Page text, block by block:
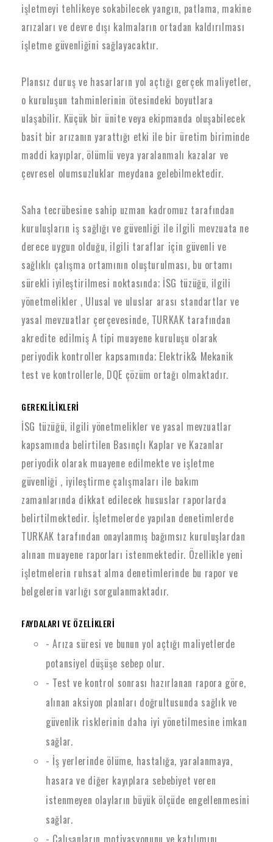
işletmeyi tehlikeye sokabilecek yangın, patlama, makine
arızaları ve devre dışı kalmaların ortadan kaldırılması
işletme güvenliğini sağlayacaktır.
Plansız duruş ve hasarların yol açtığı gerçek maliyetler,
o kuruluşun tahminlerinin ötesindeki boyutlara
ulaşabilir. Küçük bir ünite veya ekipmanda oluşabilecek
basit bir arızanın yarattığı etki ile bir üretim biriminde
maddi kayıplar, ölümlü veya yaralanmalı kazalar ve
çevresel olumsuzluklar meydana gelebilmektedir.
Saha tecrübesine sahip uzman kadromuz tarafından
kuruluşların iş sağlığı ve güvenliği ile ilgili mevzuata ne
derece uygun olduğu, ilgili taraflar için güvenli ve
sağlıklı çalışma ortamının oluşturulması, bu ortamı
sürekli iyileştirilmesi noktasında; İSG tüzüğü, ilgili
yönetmelikler , Ulusal ve uluslar arası standartlar ve
yasal mevzuatlar çerçevesinde, TURKAK tarafından
akredite edilmiş A tipi muayene kuruluşu olarak
periyodik kontroller kapsamında; Elektrik& Mekanik
test ve kontrollerle, DQE çözüm ortağı olmaktadır.
GEREKLİLİKLERİ
İSG tüzüğü, ilgili yönetmelikler ve yasal mevzuatlar
kapsamında belirtilen Basınçlı Kaplar ve Kazanlar
periyodik olarak muayene edilmekte ve işletme
güvenliği , iyileştirme çalışmaları ile bakım
zamanlarında dikkat edilecek hususlar raporlarda
belirtilmektedir. İşletmelerde yapılan denetimlerde
TURKAK tarafından onaylanmış bağımsız kuruluşlardan
alınan muayene raporları istenmektedir. Özellikle yeni
işletmelerin ruhsat alma denetimlerinde bu rapor ve
belgelerin varlığı sorgulanmaktadır.
FAYDALARI VE ÖZELİKLERİ
- Arıza süresi ve bunun yol açtığı maliyetlerde
potansiyel düşüşe sebep olur.
- Test ve kontrol sonrası hazırlanan rapora göre,
alınan aksiyon planları doğrultusunda sağlık ve
güvenlik risklerinin daha iyi yönetilmesine imkan
sağlar.
- İş yerlerinde ölüme, hastalığa, yaralanmaya,
hasara ve diğer kayıplara sebebiyet veren
istenmeyen olayların büyük ölçüde engellenmesini
sağlar.
- Çalışanların motivasyonunu ve katılımını